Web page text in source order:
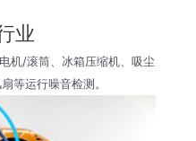
业
机/滚筒、冰箱压缩机、吸尘
等运行噪音检测。